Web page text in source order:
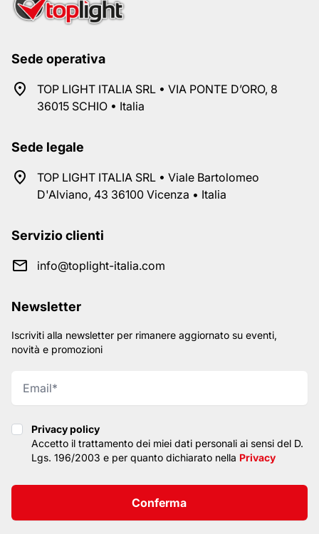
Sede operativa
TOP LIGHT ITALIA SRL • VIA PONTE D’ORO, 8
36015 SCHIO • Italia
Sede legale
TOP LIGHT ITALIA SRL • Viale Bartolomeo
D'Alviano, 43 36100 Vicenza • Italia
Servizio clienti
info@toplight-italia.com
Newsletter
Iscriviti alla newsletter per rimanere aggiornato su eventi,
novità e promozioni
Privacy policy
Privacy policy
Accetto il trattamento dei miei dati personali ai sensi del D.
Lgs. 196/2003 e per quanto dichiarato nella Privacy
Conferma